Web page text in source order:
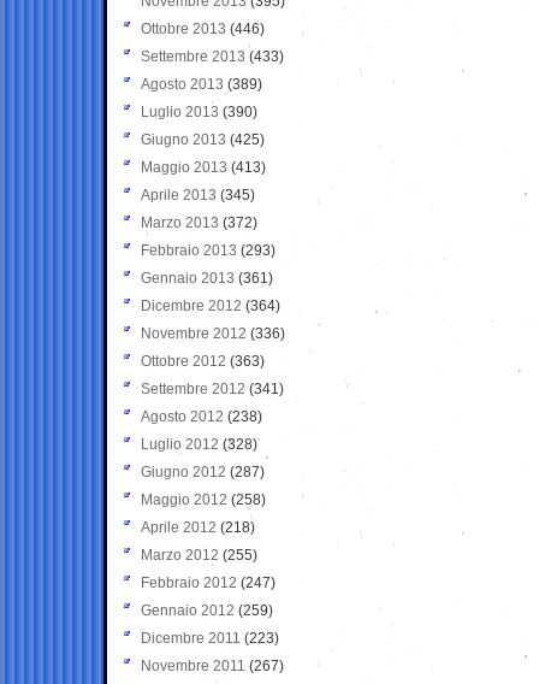
Ottobre 2013 (446)
Settembre 2013 (433)
Agosto 2013 (389)
Luglio 2013 (390)
Giugno 2013 (425)
Maggio 2013 (413)
Aprile 2013 (345)
Marzo 2013 (372)
Febbraio 2013 (293)
Gennaio 2013 (361)
Dicembre 2012 (364)
Novembre 2012 (336)
Ottobre 2012 (363)
Settembre 2012 (341)
Agosto 2012 (238)
Luglio 2012 (328)
Giugno 2012 (287)
Maggio 2012 (258)
Aprile 2012 (218)
Marzo 2012 (255)
Febbraio 2012 (247)
Gennaio 2012 (259)
Dicembre 2011 (223)
Novembre 2011 (267)